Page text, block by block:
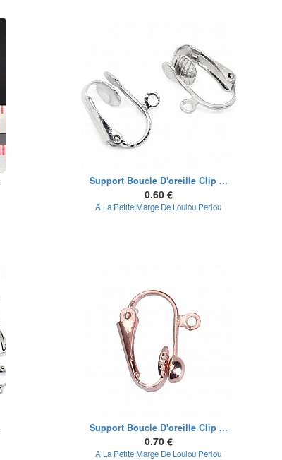
Support Boucle D'oreille Clip ...
0.60 €
A La Petite Marge De Loulou Perlou
Support Boucle D'oreille Clip ...
0.70 €
A La Petite Marge De Loulou Perlou